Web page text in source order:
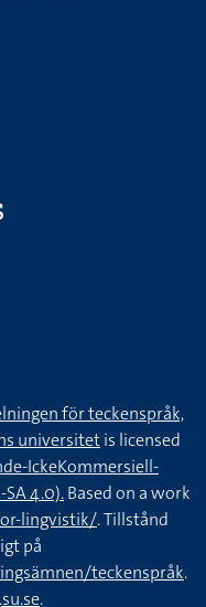
för teckenspråk,
universitetis licensed
IckeKommersiell-
SA 4.0).Based on a work
lingvistik/. Tillstånd
på
teckenspråk.
.